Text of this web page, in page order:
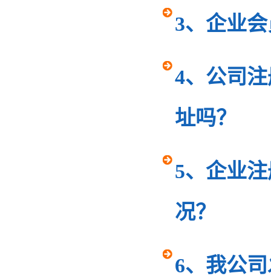
3、企业
4、公司
址吗？
5、企业
况？
6、我公